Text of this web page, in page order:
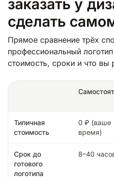
заказать у
сделать
Прямое сравнение трёх
профессиональный
стоимость, сроки и что вы
Типичная
стоимость
0 ₽ (ваше
время)
Срок до
готового
логотипа
8–40